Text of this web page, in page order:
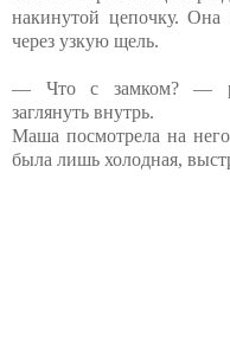
накинутой цепочку. Она
через узкую щель.
— Что с замком? —
заглянуть внутрь.
Маша посмотрела на
была лишь холодная,